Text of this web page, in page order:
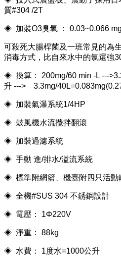
質#304 /2T
◈ 加裝O3臭氧 ： 0.03~0.066
可殺死大腸桿菌及一班常見的為
消毒方式，比自來水中的氯還強
◈ 換算： 200mg/60 min -L ---
升 ---> 3.3mg/
◈ 加裝氣瀑系統1/4HP
◈ 鼓風機水流攪拌翻滾
◈ 加裝過濾系統
◈ 手動 進/排水/溢流系統
◈ 標準附網籃、機臺附四只活動
◈ 全機#SUS 304 不銹鋼設計
◈ 電壓： 1Φ220V
◈ 淨重： 88kg
◈ 水費： 1度水=1000公升